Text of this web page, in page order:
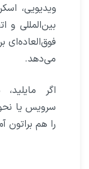
ویدیویی،
بین‌المللی
فوق‌العاده‌ای
می‌دهد.
اگر
سرویس یا
را هم براتون